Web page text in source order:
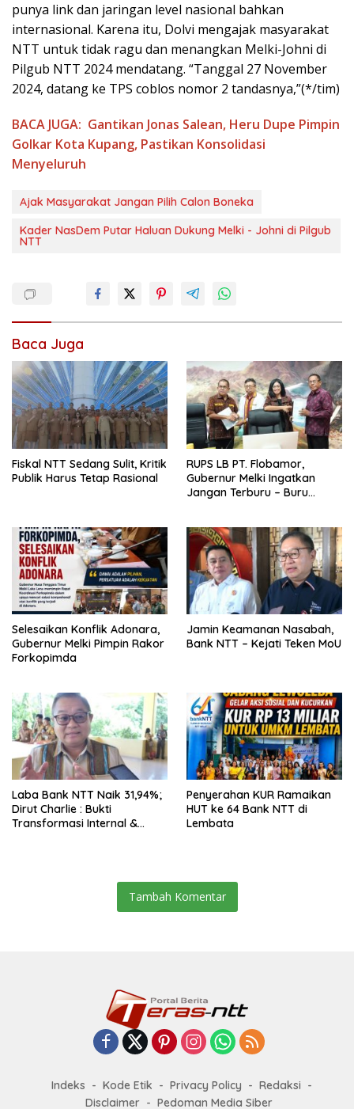
punya link dan jaringan level nasional bahkan
internasional. Karena itu, Dolvi mengajak masyarakat
NTT untuk tidak ragu dan menangkan Melki-Johni di
Pilgub NTT 2024 mendatang. “Tanggal 27 November
2024, datang ke TPS coblos nomor 2 tandasnya,”(*/tim)
BACA JUGA: Gantikan Jonas Salean, Heru Dupe Pimpin
Golkar Kota Kupang, Pastikan Konsolidasi
Menyeluruh
Ajak Masyarakat Jangan Pilih Calon Boneka
Kader NasDem Putar Haluan Dukung Melki - Johni di Pilgub
NTT
Baca Juga
Fiskal NTT Sedang Sulit, Kritik
Publik Harus Tetap Rasional
RUPS LB PT. Flobamor,
Gubernur Melki Ingatkan
Jangan Terburu – Buru
Selesaikan Konflik Adonara,
Gubernur Melki Pimpin Rakor
Forkopimda
Jamin Keamanan Nasabah,
Bank NTT – Kejati Teken MoU
Laba Bank NTT Naik 31,94%;
Dirut Charlie : Bukti
Transformasi Internal &
Penyerahan KUR Ramaikan
HUT ke 64 Bank NTT di
Lembata
Tambah Komentar
Indeks Kode Etik Privacy Policy
Redaksi
Disclaimer
Pedoman Media Siber